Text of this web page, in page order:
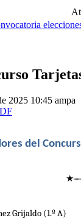
2025 10:45 ampa
del
Grijaldo (1.º A)